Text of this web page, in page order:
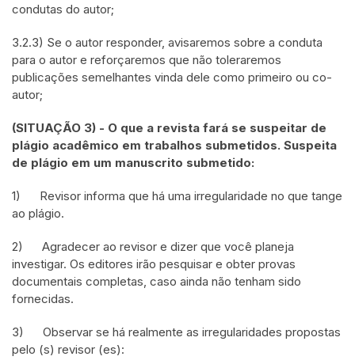
condutas do autor;
3.2.3) Se o autor responder, avisaremos sobre a conduta
para o autor e reforçaremos que não toleraremos
publicações semelhantes vinda dele como primeiro ou co-
autor;
(SITUAÇÃO 3) - O que a revista fará se suspeitar de
plágio acadêmico em trabalhos submetidos. Suspeita
de plágio em um manuscrito submetido:
1) Revisor informa que há uma irregularidade no que tange
ao plágio.
2) Agradecer ao revisor e dizer que você planeja
investigar. Os editores irão pesquisar e obter provas
documentais completas, caso ainda não tenham sido
fornecidas.
3) Observar se há realmente as irregularidades propostas
pelo (s) revisor (es):